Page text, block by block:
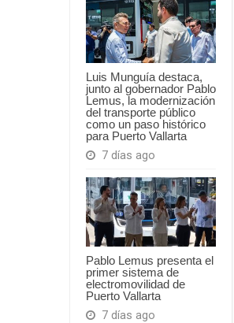
Luis Munguía destaca,
junto al gobernador Pablo
Lemus, la modernización
del transporte público
como un paso histórico
para Puerto Vallarta
7 días ago
Pablo Lemus presenta el
primer sistema de
electromovilidad de
Puerto Vallarta
7 días ago